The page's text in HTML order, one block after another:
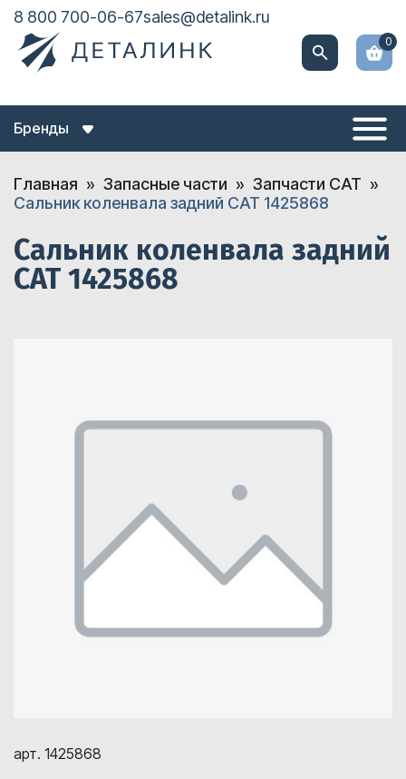
8 800 700-06-67sales@detalink.ru
0
Бренды
Главная Запасные части
Запчасти CAT
Сальник коленвала задний CAT 1425868
Сальник коленвала задний
CAT 1425868
арт. 1425868